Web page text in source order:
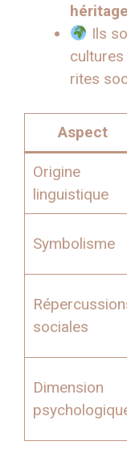
héritage
Ils
rites
Aspect
Origine
linguistique
Symbolisme
sociales
Dimension